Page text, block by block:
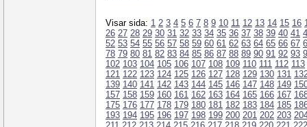
Visar sida: 1 2 3 4 5 6 7 8 9 10 11 12 13 14 15 16
26 27 28 29 30 31 32 33 34 35 36 37 38 39 40 41
52 53 54 55 56 57 58 59 60 61 62 63 64 65 66 67
78 79 80 81 82 83 84 85 86 87 88 89 90 91 92 93
102 103 104 105 106 107 108 109 110 111 112 113
121 122 123 124 125 126 127 128 129 130 131
139 140 141 142 143 144 145 146 147 148 149
157 158 159 160 161 162 163 164 165 166 167
175 176 177 178 179 180 181 182 183 184 185
193 194 195 196 197 198 199 200 201 202 203